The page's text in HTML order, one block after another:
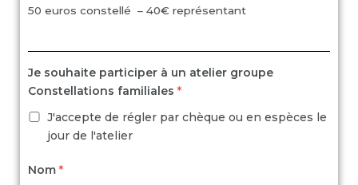
50 euros constellé – 40€ représentant
Je souhaite participer à un atelier groupe
Constellations familiales *
J'accepte de régler par chèque ou en espèces le
jour de l'atelier
Nom *